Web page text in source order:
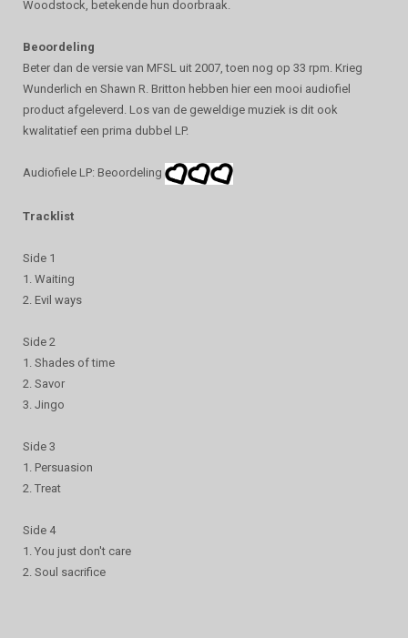
Woodstock, betekende hun doorbraak.
Beoordeling
Beter dan de versie van MFSL uit 2007, toen nog op 33 rpm. Krieg
Wunderlich en Shawn R. Britton hebben hier een mooi audiofiel
product afgeleverd. Los van de geweldige muziek is dit ook
kwalitatief een prima dubbel LP.
Audiofiele LP: Beoordeling
Tracklist
Side 1
1. Waiting
2. Evil ways
Side 2
1. Shades of time
2. Savor
3. Jingo
Side 3
1. Persuasion
2. Treat
Side 4
1. You just don't care
2. Soul sacrifice